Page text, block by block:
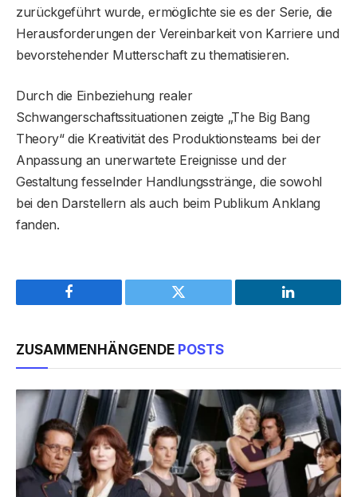
zurückgeführt wurde, ermöglichte sie es der Serie, die
Herausforderungen der Vereinbarkeit von Karriere und
bevorstehender Mutterschaft zu thematisieren.
Durch die Einbeziehung realer
Schwangerschaftssituationen zeigte „The Big Bang
Theory“ die Kreativität des Produktionsteams bei der
Anpassung an unerwartete Ereignisse und der
Gestaltung fesselnder Handlungsstränge, die sowohl
bei den Darstellern als auch beim Publikum Anklang
fanden.
Facebook Twitter LinkedIn
ZUSAMMENHÄNGENDE POSTS